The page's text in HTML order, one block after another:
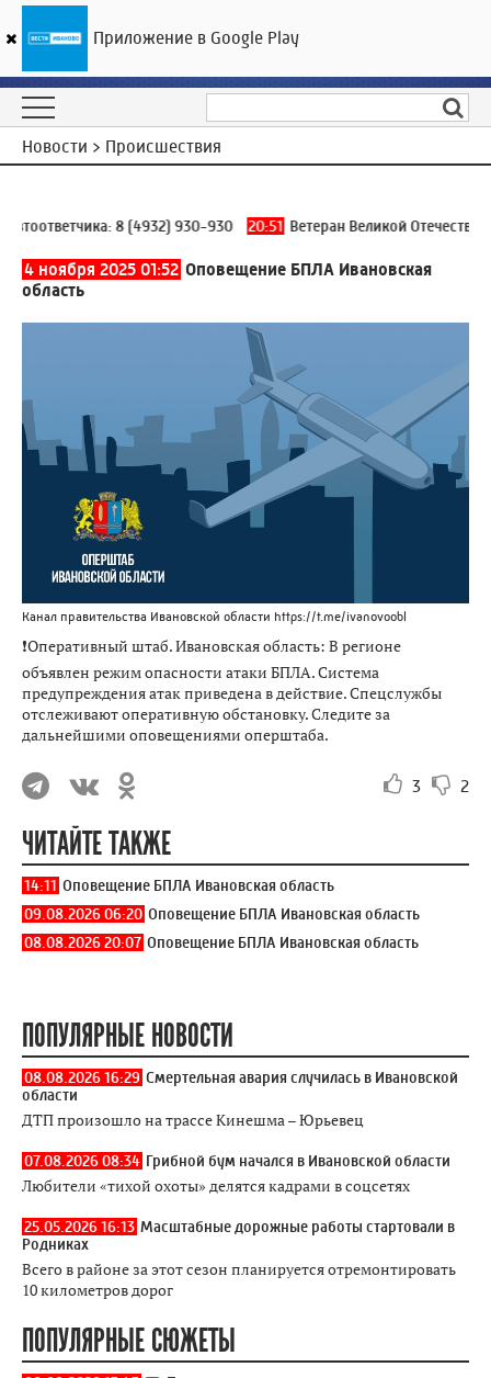
ГТРК «Ивтелерадио»
Новости > Происшествия
8 (4932) 930-930 20:51 Ветеран Великой
4 ноября 2025 01:52 Оповещение БПЛА Ивановская
область
Канал правительства Ивановской области https://t.me/ivanovoobl
❗️Оперативный штаб. Ивановская область: В регионе
объявлен режим опасности атаки БПЛА. Система
предупреждения атак приведена в действие. Спецслужбы
отслеживают оперативную обстановку. Следите за
дальнейшими оповещениями оперштаба.
3 2
ЧИТАЙТЕ ТАКЖЕ
14:11 Оповещение БПЛА Ивановская область
09.08.2026 06:20 Оповещение БПЛА Ивановская область
08.08.2026 20:07 Оповещение БПЛА Ивановская область
ПОПУЛЯРНЫЕ НОВОСТИ
08.08.2026 16:29 Смертельная авария случилась в Ивановской
области
ДТП произошло на трассе Кинешма – Юрьевец
07.08.2026 08:34 Грибной бум начался в Ивановской области
Любители «тихой охоты» делятся кадрами в соцсетях
25.05.2026 16:13 Масштабные дорожные работы стартовали в
Родниках
Всего в районе за этот сезон планируется отремонтировать
10 километров дорог
ПОПУЛЯРНЫЕ СЮЖЕТЫ
Приложение в Google Play